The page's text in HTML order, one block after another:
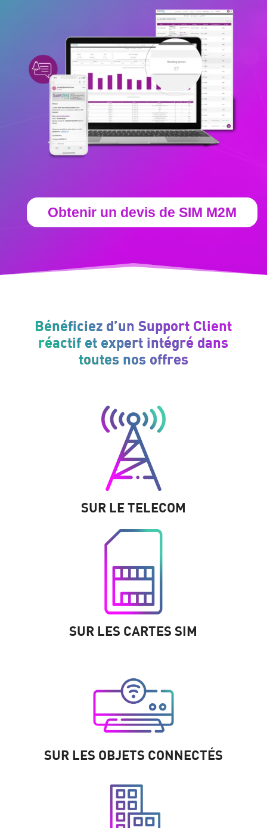
Obtenir un devis de SIM M2M
Bénéficiez d’un Support Client
réactif et expert intégré dans
toutes nos offres
SUR LE TELECOM
SUR LES CARTES SIM
SUR LES OBJETS CONNECTÉS